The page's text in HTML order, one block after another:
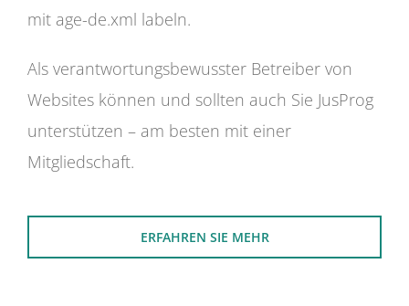
mit age-de.xml labeln.
Als verantwortungsbewusster Betreiber von
Websites können und sollten auch Sie JusProg
unterstützen – am besten mit einer
Mitgliedschaft.
ERFAHREN SIE MEHR